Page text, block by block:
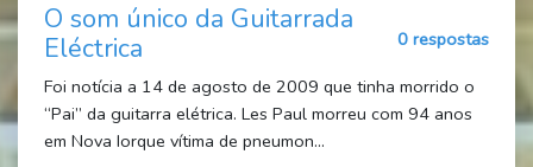
O som único da Guitarrada
Eléctrica
0 respostas
Foi notícia a 14 de agosto de 2009 que tinha morrido o
“Pai” da guitarra elétrica. Les Paul morreu com 94 anos
em Nova Iorque vítima de pneumon...